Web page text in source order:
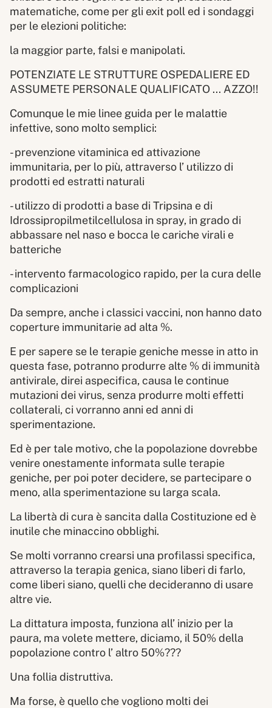
matematiche, come per gli exit poll ed i sondaggi
per le elezioni politiche:
la maggior parte, falsi e manipolati.
POTENZIATE LE STRUTTURE OSPEDALIERE ED
ASSUMETE PERSONALE QUALIFICATO ... AZZO!!
Comunque le mie linee guida per le malattie
infettive, sono molto semplici:
- prevenzione vitaminica ed attivazione
immunitaria, per lo più, attraverso l’ utilizzo di
prodotti ed estratti naturali
- utilizzo di prodotti a base di Tripsina e di
Idrossipropilmetilcellulosa in spray, in grado di
abbassare nel naso e bocca le cariche virali e
batteriche
- intervento farmacologico rapido, per la cura delle
complicazioni
Da sempre, anche i classici vaccini, non hanno dato
coperture immunitarie ad alta %.
E per sapere se le terapie geniche messe in atto in
questa fase, potranno produrre alte % di immunità
antivirale, direi aspecifica, causa le continue
mutazioni dei virus, senza produrre molti effetti
collaterali, ci vorranno anni ed anni di
sperimentazione.
Ed è per tale motivo, che la popolazione dovrebbe
venire onestamente informata sulle terapie
geniche, per poi poter decidere, se partecipare o
meno, alla sperimentazione su larga scala.
La libertà di cura è sancita dalla Costituzione ed è
inutile che minaccino obblighi.
Se molti vorranno crearsi una profilassi specifica,
attraverso la terapia genica, siano liberi di farlo,
come liberi siano, quelli che decideranno di usare
altre vie.
La dittatura imposta, funziona all’ inizio per la
paura, ma volete mettere, diciamo, il 50% della
popolazione contro l’ altro 50%???
Una follia distruttiva.
Ma forse, è quello che vogliono molti dei